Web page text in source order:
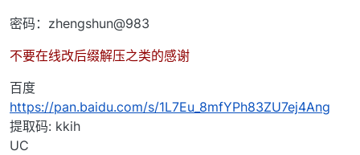
密码：zhengshun@983
不要在线改后缀解压之类的感谢
百度
https://pan.baidu.com/s/1L7Eu_8mfYPh83ZU7ej4Ang
提取码: kkih
UC